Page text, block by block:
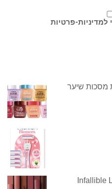
למדיניות-פרטיות
מסכות שיער